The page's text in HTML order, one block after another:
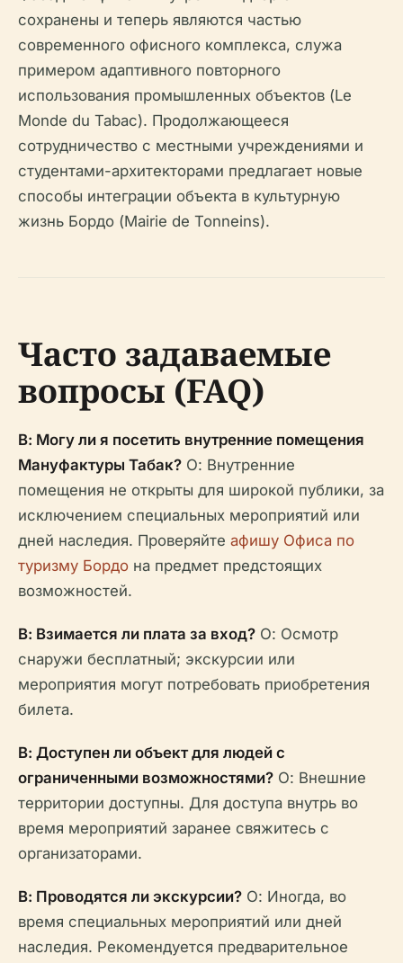
сохранены и теперь являются частью
современного офисного комплекса, служа
примером адаптивного повторного
использования промышленных объектов (Le
Monde du Tabac). Продолжающееся
сотрудничество с местными учреждениями и
студентами-архитекторами предлагает новые
способы интеграции объекта в культурную
жизнь Бордо (Mairie de Tonneins).
Часто задаваемые
вопросы (FAQ)
В: Могу ли я посетить внутренние помещения
Мануфактуры Табак? О: Внутренние
помещения не открыты для широкой публики, за
исключением специальных мероприятий или
дней наследия. Проверяйте афишу Офиса по
туризму Бордо на предмет предстоящих
возможностей.
В: Взимается ли плата за вход? О: Осмотр
снаружи бесплатный; экскурсии или
мероприятия могут потребовать приобретения
билета.
В: Доступен ли объект для людей с
ограниченными возможностями? О: Внешние
территории доступны. Для доступа внутрь во
время мероприятий заранее свяжитесь с
организаторами.
В: Проводятся ли экскурсии? О: Иногда, во
время специальных мероприятий или дней
наследия. Рекомендуется предварительное